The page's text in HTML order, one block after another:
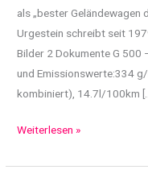
als „bester Geländewagen
Urgestein schreibt seit
Bilder 2 Dokumente G 500
und Emissionswerte:334
kombiniert), 14.7l/100km
500.000.
Benz
Weiterlesen »